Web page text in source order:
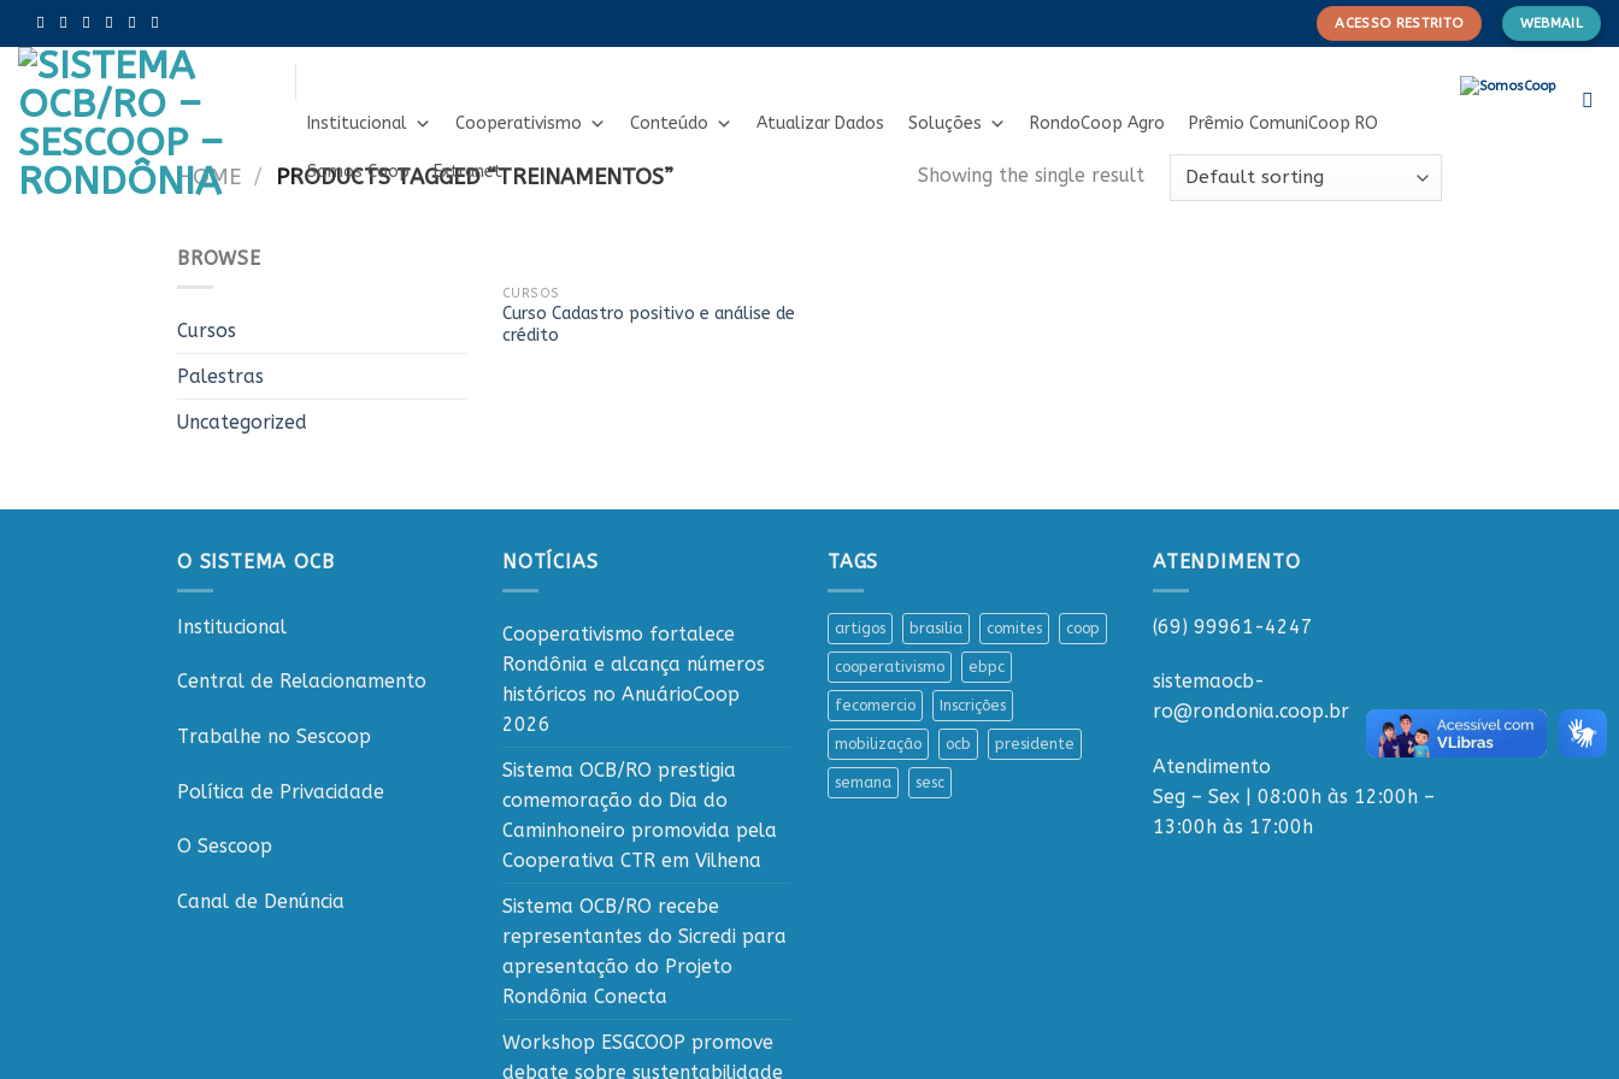
to
content
ACESSO RESTRITO WEBMAIL
Institucional Cooperativismo Conteúdo Atualizar Dados Soluções RondoCoop Agro Prêmio ComuniCoop RO
Somos Coop Extranet
HOME / PRODUCTS TAGGED “TREINAMENTOS” Showing the single result
BROWSE
Cursos
Palestras
Uncategorized
CURSOS
Curso Cadastro positivo e análise de
crédito
O SISTEMA OCB
Institucional
Central de Relacionamento
Trabalhe no Sescoop
Política de Privacidade
O Sescoop
Canal de Denúncia
NOTÍCIAS
Cooperativismo fortalece
Rondônia e alcança números
históricos no AnuárioCoop
2026
Sistema OCB/RO prestigia
comemoração do Dia do
Caminhoneiro promovida pela
Cooperativa CTR em Vilhena
Sistema OCB/RO recebe
representantes do Sicredi para
apresentação do Projeto
Rondônia Conecta
Workshop ESGCOOP promove
debate sobre sustentabilidade
TAGS
artigos brasilia comites coop
cooperativismo ebpc
fecomercio Inscrições
mobilização ocb presidente
semana sesc
ATENDIMENTO
(69) 99961-4247
sistemaocb-
ro@rondonia.coop.br
Atendimento
Seg – Sex | 08:00h às 12:00h –
13:00h às 17:00h